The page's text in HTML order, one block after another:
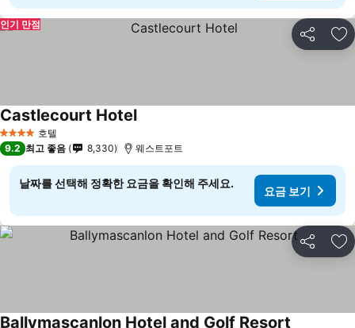
공유 즐
인기 만점
4 성급 호텔
Castlecourt Hotel
9.2 최고 좋음 8,330 웨스트포트
날짜를 선택해 정확한 요금을 확인해 주세요.
요금 보기
공유 즐
Ballymascanlon Hotel and Golf Resort